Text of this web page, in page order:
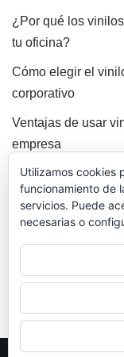
¿Por qué los
tu oficina?
Cómo elegir el
corporativo
Ventajas de usar
empresa
Los mejores
Qué tener en
Comentarios
Utilizamos cookies
funcionamiento de
servicios. Puede
necesarias o